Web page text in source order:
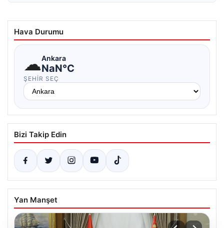
Hava Durumu
☁Ankara
NaN°C
ŞEHIR SEÇ
Bizi Takip Edin
Yan Manşet